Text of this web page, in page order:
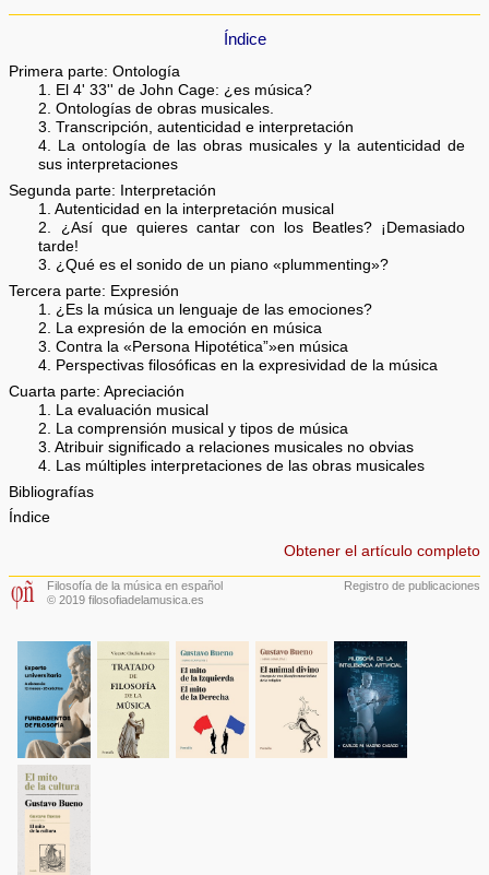
Índice
Primera parte: Ontología
1. El 4' 33'' de John Cage: ¿es música?
2. Ontologías de obras musicales.
3. Transcripción, autenticidad e interpretación
4. La ontología de las obras musicales y la autenticidad de
sus interpretaciones
Segunda parte: Interpretación
1. Autenticidad en la interpretación musical
2. ¿Así que quieres cantar con los Beatles? ¡Demasiado
tarde!
3. ¿Qué es el sonido de un piano «plummenting»?
Tercera parte: Expresión
1. ¿Es la música un lenguaje de las emociones?
2. La expresión de la emoción en música
3. Contra la «Persona Hipotética”»en música
4. Perspectivas filosóficas en la expresividad de la música
Cuarta parte: Apreciación
1. La evaluación musical
2. La comprensión musical y tipos de música
3. Atribuir significado a relaciones musicales no obvias
4. Las múltiples interpretaciones de las obras musicales
Bibliografías
Índice
Obtener el artículo completo
Filosofía de la música en español
© 2019 filosofiadelamusica.es
Registro de publicaciones